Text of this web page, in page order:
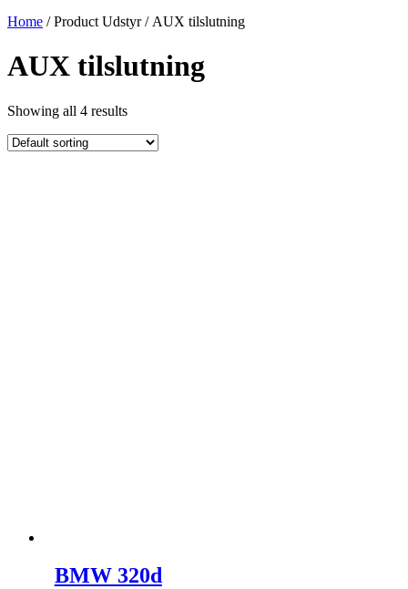
Home / Product Udstyr / AUX tilslutning
AUX tilslutning
Showing all 4 results
BMW 320d